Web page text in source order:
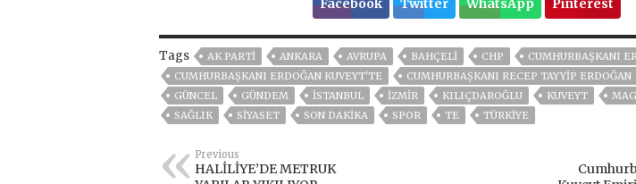
Facebook Twitter WhatsApp Pinterest
Tags AK PARTİ ANKARA AVRUPA BAHÇELİ CHP
CUMHURBAŞKANI
CUMHURBAŞKANI ERDOĞAN KUVEYT'TE
CUMHURBAŞKANI RECEP TAYYIP ERDOĞAN
GÜNCEL
GÜNDEM ISTANBUL İZMIR KILIÇDAROĞLU KUVEYT
SAĞLIK
SİYASET SON DAKIKA SPOR TE TÜRKİYE
Previous
HALİLİYE’DE METRUK